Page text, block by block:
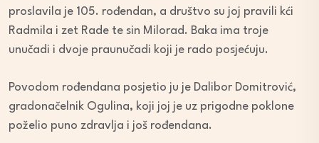
proslavila je 105. rođendan, a društvo su joj pravili kći
Radmila i zet Rade te sin Milorad. Baka ima troje
unučadi i dvoje praunučadi koji je rado posjećuju.
Povodom rođendana posjetio ju je Dalibor Domitrović,
gradonačelnik Ogulina, koji joj je uz prigodne poklone
poželio puno zdravlja i još rođendana.